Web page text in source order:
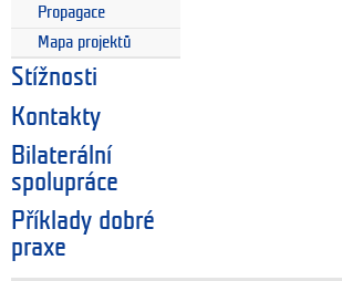
Propagace
Mapa projektů
Stížnosti
Kontakty
Bilaterální
spolupráce
Příklady dobré
praxe